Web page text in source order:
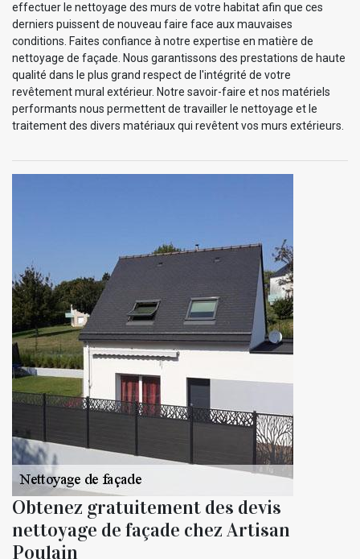
effectuer le nettoyage des murs de votre habitat afin que ces
derniers puissent de nouveau faire face aux mauvaises
conditions. Faites confiance à notre expertise en matière de
nettoyage de façade. Nous garantissons des prestations de haute
qualité dans le plus grand respect de l'intégrité de votre
revêtement mural extérieur. Notre savoir-faire et nos matériels
performants nous permettent de travailler le nettoyage et le
traitement des divers matériaux qui revêtent vos murs extérieurs.
Obtenez gratuitement des devis
nettoyage de façade chez Artisan
Poulain